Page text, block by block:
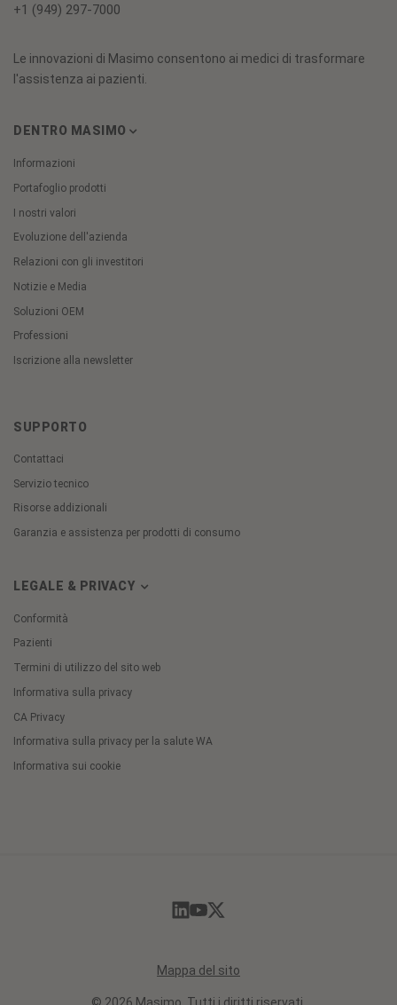
+1 (949) 297-7000
Le innovazioni di Masimo consentono ai medici di trasformare
l'assistenza ai pazienti.
DENTRO MASIMO
Informazioni
Portafoglio prodotti
I nostri valori
Evoluzione dell'azienda
Relazioni con gli investitori
Notizie e Media
Soluzioni OEM
Professioni
Iscrizione alla newsletter
SUPPORTO
Contattaci
Servizio tecnico
Risorse addizionali
Garanzia e assistenza per prodotti di consumo
LEGALE & PRIVACY
Conformità
Pazienti
Termini di utilizzo del sito web
Informativa sulla privacy
CA Privacy
Informativa sulla privacy per la salute WA
Informativa sui cookie
Mappa del sito
© 2026 Masimo. Tutti i diritti riservati.